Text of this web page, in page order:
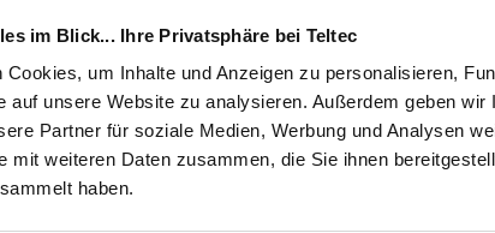
im Blick... Ihre Privatsphäre bei Teltec
Cookies, um Inhalte und Anzeigen zu personalisieren,
auf unsere Website zu analysieren. Außerdem geben
Partner für soziale Medien, Werbung und Analysen
mit weiteren Daten zusammen, die Sie ihnen
haben.